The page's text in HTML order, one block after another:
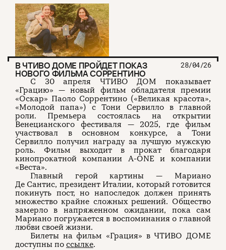
В ЧТИВО ДОМЕ ПРОЙДЕТ ПОКАЗ
НОВОГО ФИЛЬМА СОРРЕНТИНО
28/04/26
С 30 апреля ЧТИВО ДОМ показывает
«Грацию» — новый фильм обладателя премии
«Оскар» Паоло Соррентино («Великая красота»,
«Молодой папа») с Тони Сервилло в главной
роли. Премьера состоялась на открытии
Венецианского фестиваля — 2025, где фильм
участвовал в основном конкурсе, а Тони
Сервилло получил награду за лучшую мужскую
роль. Фильм выходит в прокат благодаря
кинопрокатной компании A-ONE и компании
«Веста».
Главный герой картины — Мариано
Де Сантис, президент Италии, который готовится
покинуть пост, но напоследок должен принять
множество крайне сложных решений. Общество
замерло в напряженном ожидании, пока сам
Мариано погружается в воспоминания о главной
любви своей жизни.
Билеты на фильм «Грация» в ЧТИВО ДОМЕ
доступны по ссылке.